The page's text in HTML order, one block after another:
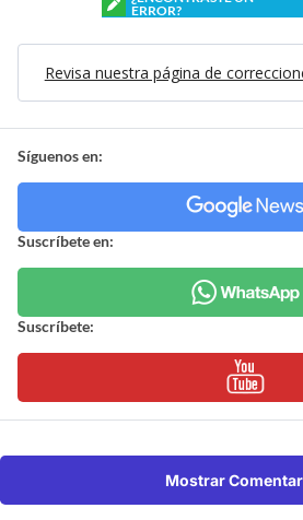
ERROR?
Revisa nuestra página de
Síguenos en:
Suscríbete en:
Suscríbete:
Mostrar